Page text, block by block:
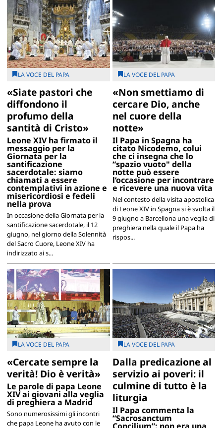
LA VOCE DEL PAPA
«Siate pastori che
diffondono il
profumo della
santità di Cristo»
Leone XIV ha firmato il
messaggio per la
Giornata per la
santificazione
sacerdotale: siamo
chiamati a essere
contemplativi in azione e
misericordiosi e fedeli
nella prova
In occasione della Giornata per la
santificazione sacerdotale, il 12
giugno, nel giorno della Solennità
del Sacro Cuore, Leone XIV ha
indirizzato ai s...
LA VOCE DEL PAPA
«Non smettiamo di
cercare Dio, anche
nel cuore della
notte»
Il Papa in Spagna ha
citato Nicodemo, colui
che ci insegna che lo
“spazio vuoto" della
notte può essere
l’occasione per incontrare
e ricevere una nuova vita
Nel contesto della visita apostolica
di Leone XIV in Spagna si è svolta il
9 giugno a Barcellona una veglia di
preghiera nella quale il Papa ha
rispos...
LA VOCE DEL PAPA
«Cercate sempre la
verità! Dio è verità»
Le parole di papa Leone
XIV ai giovani alla veglia
di preghiera a Madrid
Sono numerosissimi gli incontri
che papa Leone ha avuto con le
LA VOCE DEL PAPA
Dalla predicazione al
servizio ai poveri: il
culmine di tutto è la
liturgia
Il Papa commenta la
“Sacrosanctum